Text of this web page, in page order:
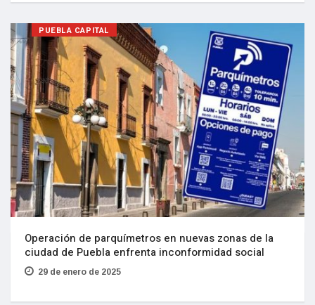
PUEBLA CAPITAL
Operación de parquímetros en nuevas zonas de la
ciudad de Puebla enfrenta inconformidad social
29 de enero de 2025